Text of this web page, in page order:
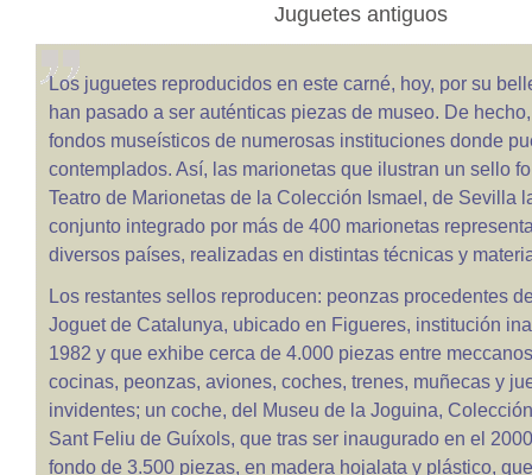
Juguetes antiguos
Los juguetes reproducidos en este carné, hoy, por su
han pasado a ser auténticas piezas de museo. De
fondos museísticos de numerosas instituciones donde
contemplados. Así, las marionetas que ilustran un sello
Teatro de Marionetas de la Colección Ismael, de Sevilla
conjunto integrado por más de 400 marionetas
diversos países, realizadas en distintas técnicas y
Los restantes sellos reproducen: peonzas procedentes
Joguet de Catalunya, ubicado en Figueres, institución
1982 y que exhibe cerca de 4.000 piezas entre
cocinas, peonzas, aviones, coches, trenes, muñecas y
invidentes; un coche, del Museu de la Joguina,
Sant Feliu de Guíxols, que tras ser inaugurado en el
fondo de 3.500 piezas, en madera hojalata y plástico,